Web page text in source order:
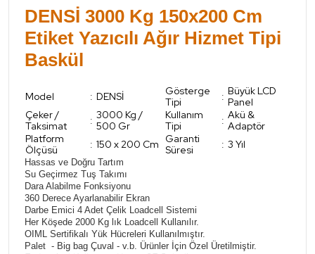
DENSİ 3000 Kg 150x200 Cm
Etiket Yazıcılı Ağır Hizmet Tipi
Baskül
Model : DENSİ
Gösterge
Tipi
: Büyük LCD
Panel
Çeker /
Taksimat
: 3000 Kg /
500 Gr
Kullanım
Tipi
: Akü &
Adaptör
Platform
Ölçüsü
: 150 x 200 Cm
Garanti
Süresi
: 3 Yıl
Hassas ve Doğru Tartım
Su Geçirmez Tuş Takımı
Dara Alabilme Fonksiyonu
360 Derece Ayarlanabilir Ekran
Darbe Emici 4 Adet Çelik Loadcell Sistemi
Her Köşede 2000 Kg lık Loadcell Kullanılır.
OIML Sertifikalı Yük Hücreleri Kullanılmıştır.
Palet - Big bag Çuval - v.b. Ürünler İçin Özel Üretilmiştir.